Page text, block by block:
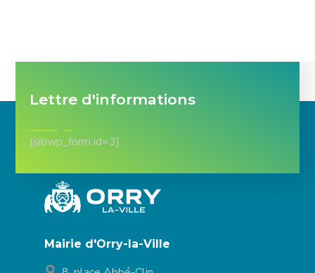
Lettre d'informations
[sibwp_form id=3]
Mairie d'Orry-la-Ville